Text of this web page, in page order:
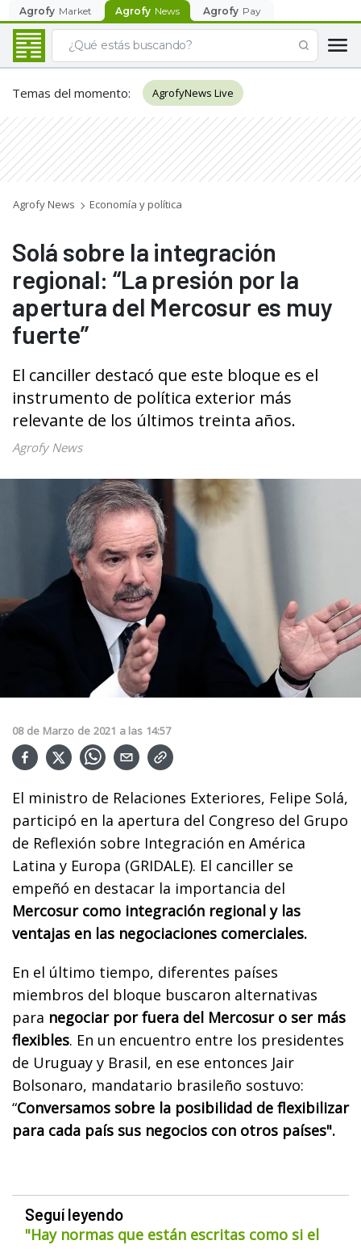
Agrofy Market Agrofy News Agrofy Pay
Temas del momento: AgrofyNews Live
Agrofy News Economía y política
Solá sobre la integración
regional: “La presión por la
apertura del Mercosur es muy
fuerte”
El canciller destacó que este bloque es el
instrumento de política exterior más
relevante de los últimos treinta años.
Agrofy News
08 de Marzo de 2021 a las 14:57
El ministro de Relaciones Exteriores, Felipe Solá,
participó en la apertura del Congreso del Grupo
de Reflexión sobre Integración en América
Latina y Europa (GRIDALE). El canciller se
empeñó en destacar la importancia del
Mercosur como integración regional y las
ventajas en las negociaciones comerciales.
En el último tiempo, diferentes países
miembros del bloque buscaron alternativas
para negociar por fuera del Mercosur o ser más
flexibles. En un encuentro entre los presidentes
de Uruguay y Brasil, en ese entonces Jair
Bolsonaro, mandatario brasileño sostuvo:
“Conversamos sobre la posibilidad de flexibilizar
para cada país sus negocios con otros países".
Seguí leyendo
"Hay normas que están escritas como si el